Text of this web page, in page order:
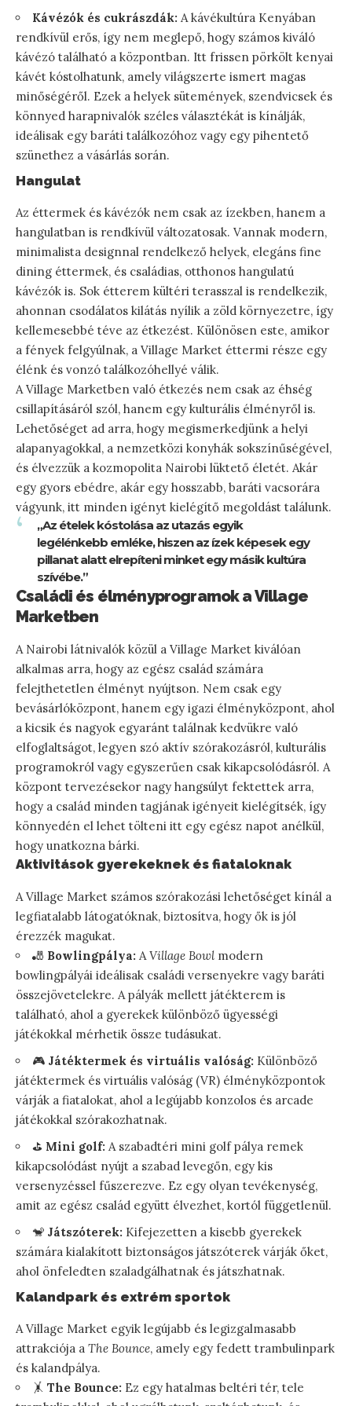
Kávézók és cukrászdák: A kávékultúra Kenyában
rendkívül erős, így nem meglepő, hogy számos kiváló
kávézó található a központban. Itt frissen pörkölt kenyai
kávét kóstolhatunk, amely világszerte ismert magas
minőségéről. Ezek a helyek sütemények, szendvicsek és
könnyed harapnivalók széles választékát is kínálják,
ideálisak egy baráti találkozóhoz vagy egy pihentető
szünethez a vásárlás során.
Hangulat
Az éttermek és kávézók nem csak az ízekben, hanem a
hangulatban is rendkívül változatosak. Vannak modern,
minimalista designnal rendelkező helyek, elegáns fine
dining éttermek, és családias, otthonos hangulatú
kávézók is. Sok étterem kültéri terasszal is rendelkezik,
ahonnan csodálatos kilátás nyílik a zöld környezetre, így
kellemesebbé téve az étkezést. Különösen este, amikor
a fények felgyúlnak, a Village Market éttermi része egy
élénk és vonzó találkozóhellyé válik.
A Village Marketben való étkezés nem csak az éhség
csillapításáról szól, hanem egy kulturális élményről is.
Lehetőséget ad arra, hogy megismerkedjünk a helyi
alapanyagokkal, a nemzetközi konyhák sokszínűségével,
és élvezzük a kozmopolita Nairobi lüktető életét. Akár
egy gyors ebédre, akár egy hosszabb, baráti vacsorára
vágyunk, itt minden igényt kielégítő megoldást találunk.
„Az ételek kóstolása az utazás egyik
legélénkebb emléke, hiszen az ízek képesek egy
pillanat alatt elrepíteni minket egy másik kultúra
szívébe.”
Családi és élményprogramok a Village
Marketben
A Nairobi látnivalók közül a Village Market kiválóan
alkalmas arra, hogy az egész család számára
felejthetetlen élményt nyújtson. Nem csak egy
bevásárlóközpont, hanem egy igazi élményközpont, ahol
a kicsik és nagyok egyaránt találnak kedvükre való
elfoglaltságot, legyen szó aktív szórakozásról, kulturális
programokról vagy egyszerűen csak kikapcsolódásról. A
központ tervezésekor nagy hangsúlyt fektettek arra,
hogy a család minden tagjának igényeit kielégítsék, így
könnyedén el lehet tölteni itt egy egész napot anélkül,
hogy unatkozna bárki.
Aktivitások gyerekeknek és fiataloknak
A Village Market számos szórakozási lehetőséget kínál a
legfiatalabb látogatóknak, biztosítva, hogy ők is jól
érezzék magukat.
🎳 Bowlingpálya: A Village Bowl modern
bowlingpályái ideálisak családi versenyekre vagy baráti
összejövetelekre. A pályák mellett játékterem is
található, ahol a gyerekek különböző ügyességi
játékokkal mérhetik össze tudásukat.
🎮 Játéktermek és virtuális valóság: Különböző
játéktermek és virtuális valóság (VR) élményközpontok
várják a fiatalokat, ahol a legújabb konzolos és arcade
játékokkal szórakozhatnak.
⛳ Mini golf: A szabadtéri mini golf pálya remek
kikapcsolódást nyújt a szabad levegőn, egy kis
versenyzéssel fűszerezve. Ez egy olyan tevékenység,
amit az egész család együtt élvezhet, kortól függetlenül.
🐒 Játszóterek: Kifejezetten a kisebb gyerekek
számára kialakított biztonságos játszóterek várják őket,
ahol önfeledten szaladgálhatnak és játszhatnak.
Kalandpark és extrém sportok
A Village Market egyik legújabb és legizgalmasabb
attrakciója a The Bounce, amely egy fedett trambulinpark
és kalandpálya.
🤸 The Bounce: Ez egy hatalmas beltéri tér, tele